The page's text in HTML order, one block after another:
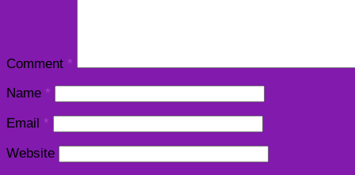
Comment *
Name *
Email *
Website